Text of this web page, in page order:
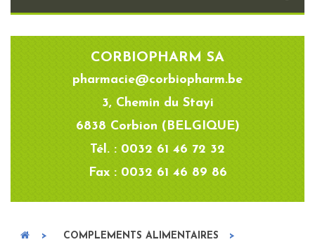
CORBIOPHARM SA
pharmacie@corbiopharm.be
3, Chemin du Stayi
6838 Corbion (BELGIQUE)
Tél. : 0032 61 46 72 32
Fax : 0032 61 46 89 86
> COMPLEMENTS ALIMENTAIRES >